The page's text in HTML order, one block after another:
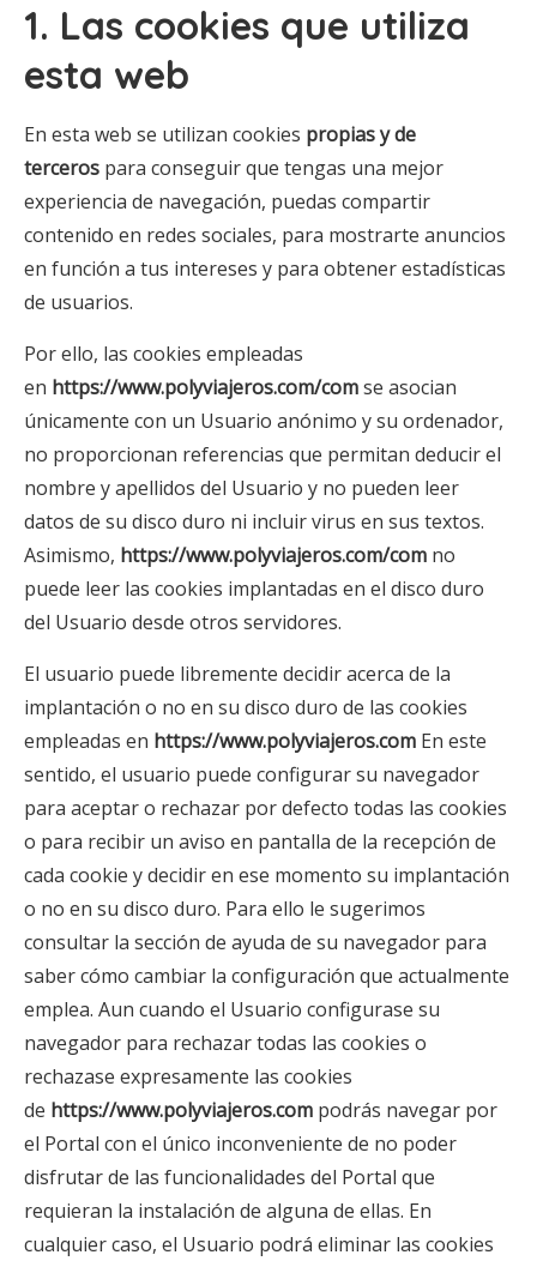
1. Las cookies que utiliza
esta web
En esta web se utilizan cookies propias y de
terceros para conseguir que tengas una mejor
experiencia de navegación, puedas compartir
contenido en redes sociales, para mostrarte anuncios
en función a tus intereses y para obtener estadísticas
de usuarios.
Por ello, las cookies empleadas
en https://www.polyviajeros.com/comse asocian
únicamente con un Usuario anónimo y su ordenador,
no proporcionan referencias que permitan deducir el
nombre y apellidos del Usuario y no pueden leer
datos de su disco duro ni incluir virus en sus textos.
Asimismo, https://www.polyviajeros.com/com no
puede leer las cookies implantadas en el disco duro
del Usuario desde otros servidores.
El usuario puede libremente decidir acerca de la
implantación o no en su disco duro de las cookies
empleadas en https://www.polyviajeros.com En este
sentido, el usuario puede configurar su navegador
para aceptar o rechazar por defecto todas las cookies
o para recibir un aviso en pantalla de la recepción de
cada cookie y decidir en ese momento su implantación
o no en su disco duro. Para ello le sugerimos
consultar la sección de ayuda de su navegador para
saber cómo cambiar la configuración que actualmente
emplea. Aun cuando el Usuario configurase su
navegador para rechazar todas las cookies o
rechazase expresamente las cookies
de https://www.polyviajeros.com podrás navegar por
el Portal con el único inconveniente de no poder
disfrutar de las funcionalidades del Portal que
requieran la instalación de alguna de ellas. En
cualquier caso, el Usuario podrá eliminar las cookies